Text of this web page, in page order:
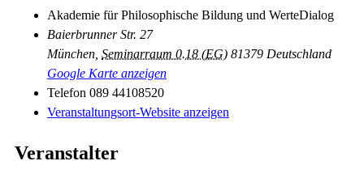
Akademie für Philosophische Bildung und WerteDialog
Baierbrunner Str. 27
München Seminarraum 0.18 (EG) 81379 Deutschland
Google Karte anzeigen
Telefon 089 44108520
Veranstaltungsort-Website anzeigen
Veranstalter